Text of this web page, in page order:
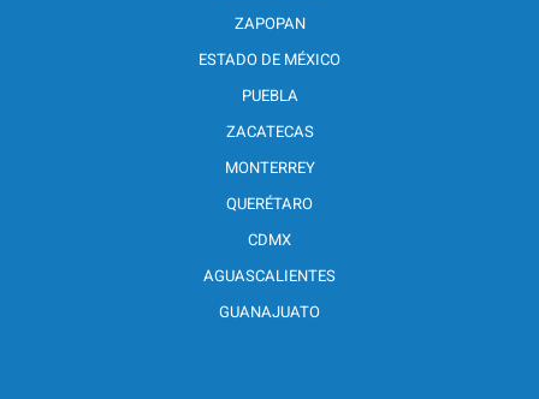
ZAPOPAN
ESTADO DE MÉXICO
PUEBLA
ZACATECAS
MONTERREY
QUERÉTARO
CDMX
AGUASCALIENTES
GUANAJUATO